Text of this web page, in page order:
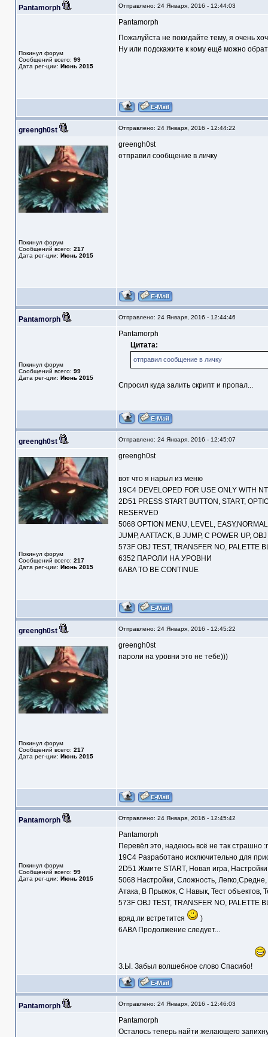
Pantamorph Отправлено: 24 Января, 2016 - 12:44:03
Покинул форум
Сообщений всего: 99
Дата рег-ции: Июнь 2015
Pantamorph
Пожалуйста не покидайте тему, я очень
Ну или подскажите к кому ещё можно
greengh0st Отправлено: 24 Января, 2016 - 12:44:22
Покинул форум
Сообщений всего: 217
Дата рег-ции: Июнь 2015
greengh0st
отправил сообщение в личку
Pantamorph Отправлено: 24 Января, 2016 - 12:44:46
Покинул форум
Сообщений всего: 99
Дата рег-ции: Июнь 2015
Pantamorph
Цитата:
отправил сообщение в личку
Спросил куда залить скрипт и пропал...
greengh0st Отправлено: 24 Января, 2016 - 12:45:07
Покинул форум
Сообщений всего: 217
Дата рег-ции: Июнь 2015
greengh0st
вот что я нарыл из меню
19С4 DEVELOPED FOR USE ONLY WITH
2D51 PRESS START BUTTON, START,
RESERVED
5068 OPTION MENU, LEVEL,
JUMP, A ATTACK, B JUMP, C POWER UP,
573F OBJ TEST, TRANSFER NO, PALETTE
6352 ПАРОЛИ НА УРОВНИ
6ABA TO BE CONTINUE
greengh0st Отправлено: 24 Января, 2016 - 12:45:22
Покинул форум
Сообщений всего: 217
Дата рег-ции: Июнь 2015
greengh0st
пароли на уровни это не тебе)))
Pantamorph Отправлено: 24 Января, 2016 - 12:45:42
Покинул форум
Сообщений всего: 99
Дата рег-ции: Июнь 2015
Pantamorph
Перевёл это, надеюсь всё не так страшно
19С4 Разработано исключительно для
2D51 Жмите START, Новая игра,
5068 Настройки, Сложность,
Атака, B Прыжок, C Навык, Тест объектов,
573F OBJ TEST, TRANSFER NO, PALETTE
вряд ли встретится
)
6ABA Продолжение следует...
З.Ы. Забыл волшебное слово Спасибо!
Pantamorph Отправлено: 24 Января, 2016 - 12:46:03
Pantamorph
Осталось теперь найти желающего